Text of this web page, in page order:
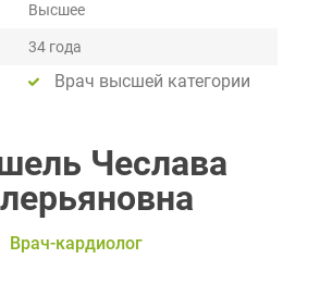
Высшее
34 года
Врач высшей категории
Чеслава
Врач-кардиолог